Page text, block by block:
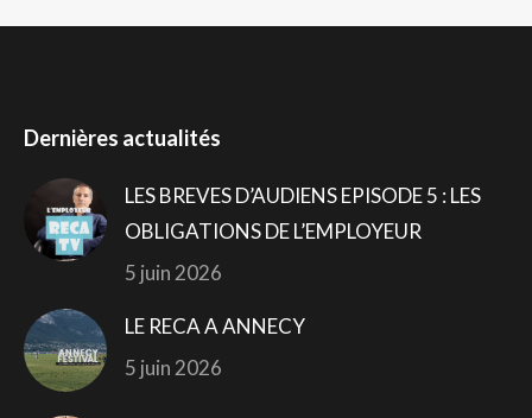
Dernières actualités
LES BREVES D’AUDIENS EPISODE 5 : LES
OBLIGATIONS DE L’EMPLOYEUR
5 juin 2026
LE RECA A ANNECY
5 juin 2026